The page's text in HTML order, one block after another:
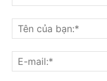
nghĩ
gì
về
bài
viết